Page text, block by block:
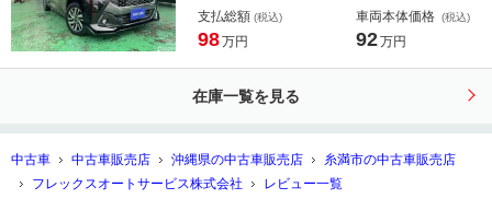
Ｃ／ドライブレコーダー／両側パワー
スライド／ステアリングスイッチ／プ
支払総額 (税込)
98万円
車両本体価格 (税込)
92万円
在庫一覧を見る
中古車 中古車販売店 沖縄県の中古車販売店
糸満市の中古車販売店
フレックスオートサービス株式会社
レビュー一覧